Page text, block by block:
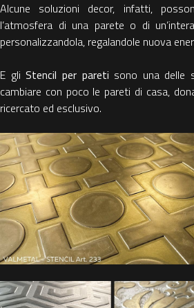
Alcune soluzioni decor, infatti,
l’atmosfera di una parete o di
personalizzandola, regalandole nuova
E gliStencil per pareti sono una delle
cambiare con poco le pareti di casa,
ricercato ed esclusivo.